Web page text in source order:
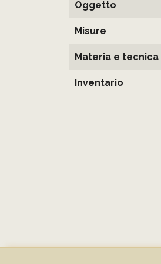
Oggetto
Misure
Materia e tecnica
Inventario